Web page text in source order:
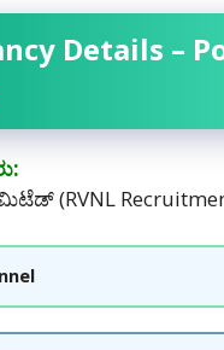
Details –
(RVNL